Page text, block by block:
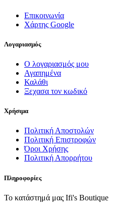
Επικοινωνία
Χάρτης Google
Λογαριασμός
Ο λογαριασμός μου
Αγαπημένα
Καλάθι
Ξεχασα τον κωδικό
Χρήσιμα
Πολιτική Αποστολών
Πολιτική Επιστροφών
Όροι Χρήσης
Πολιτική Απορρήτου
Πληροφορίες
Το κατάστημά μας Ifi's Boutique